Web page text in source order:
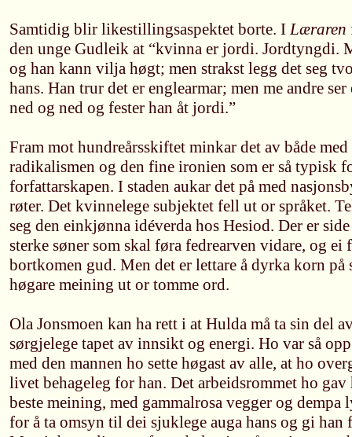
Samtidig blir likestillingsaspektet borte. ILæraren
den unge Gudleik at “kvinna er jordi. Jordtyngdi.
og han kann vilja høgt; men strakst legg det seg
hans. Han trur det er englearmar; men me andre
ned og ned og fester han åt jordi.”
Fram mot hundreårsskiftet minkar det av både
radikalismen og den fine ironien som er så typisk
forfattarskapen. I staden aukar det på med
røter. Det kvinnelege subjektet fell ut or språket.
seg den einkjønna idéverda hos Hesiod. Der er
sterke søner som skal føra fedrearven vidare, og
bortkomen gud. Men det er lettare å dyrka korn på
høgare meining ut or tomme ord.
Ola Jonsmoen kan ha rett i at Hulda må ta sin del
sørgjelege tapet av innsikt og energi. Ho var så
med den mannen ho sette høgast av alle, at ho
livet behageleg for han. Det arbeidsrommet ho
beste meining, med gammalrosa vegger og
for å ta omsyn til dei sjuklege auga hans og gi han